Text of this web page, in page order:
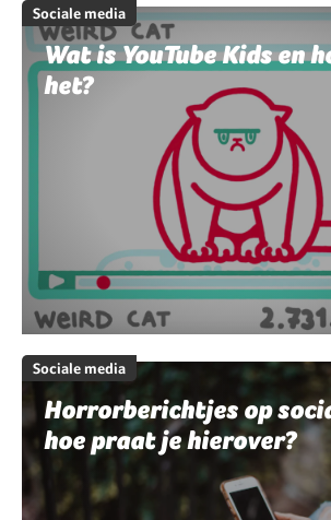
Sociale media
Wat is YouTube Kids en
het?
Sociale media
Horrorberichtjes op
hoe praat je hierover?